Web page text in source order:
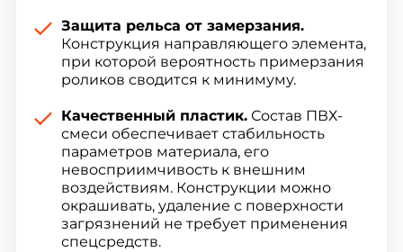
Защита рельса от замерзания.
Конструкция направляющего элемента,
при которой вероятность примерзания
роликов сводится к минимуму.
Качественный пластик.Состав ПВХ-
смеси обеспечивает стабильность
параметров материала, его
невосприимчивость к внешним
воздействиям. Конструкции можно
окрашивать, удаление с поверхности
загрязнений не требует применения
спецсредств.